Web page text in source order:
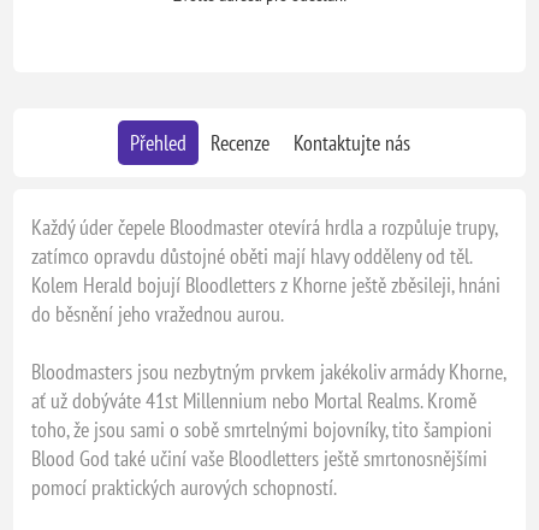
Přehled Recenze Kontaktujte nás
Každý úder čepele Bloodmaster otevírá hrdla a rozpůluje trupy,
zatímco opravdu důstojné oběti mají hlavy odděleny od těl.
Kolem Herald bojují Bloodletters z Khorne ještě zběsileji, hnáni
do běsnění jeho vražednou aurou.
Bloodmasters jsou nezbytným prvkem jakékoliv armády Khorne,
ať už dobýváte 41st Millennium nebo Mortal Realms. Kromě
toho, že jsou sami o sobě smrtelnými bojovníky, tito šampioni
Blood God také učiní vaše Bloodletters ještě smrtonosnějšími
pomocí praktických aurových schopností.